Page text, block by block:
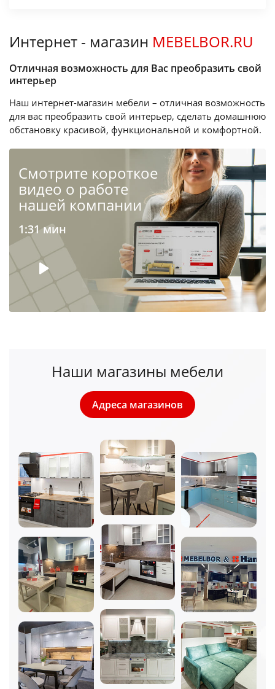
Интернет - магазин MEBELBOR.RU
Отличная возможность для Вас преобразить свой
интерьер
Наш интернет-магазин мебели – отличная возможность
для вас преобразить свой интерьер, сделать домашнюю
обстановку красивой, функциональной и комфортной.
Cмотрите короткое
видео о работе
нашей компании
1:31 мин
Наши магазины мебели
Адреса магазинов